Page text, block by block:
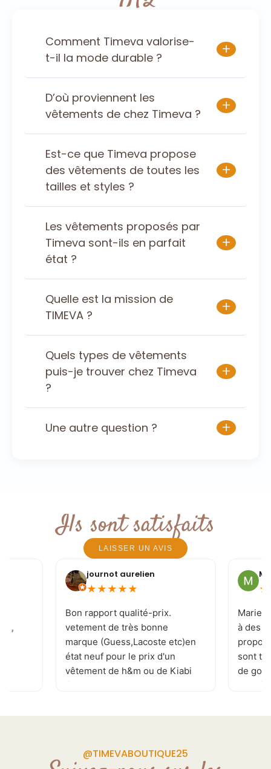
Comment Timeva valorise-
t-il la mode durable ?
+
D’où proviennent les
vêtements de chez Timeva ?
+
Est-ce que Timeva propose
des vêtements de toutes les
tailles et styles ?
+
Les vêtements proposés par
Timeva sont-ils en parfait
état ?
+
Quelle est la mission de
TIMEVA ?
+
Quels types de vêtements
puis-je trouver chez Timeva
?
+
Une autre question ? +
Ils sont satisfaits
LAISSER UN AVIS
! ,
journot aurelien
★ ★ ★ ★ ★
Bon rapport qualité-prix.
vetement de très bonne
marque (Guess,Lacoste etc)en
état neuf pour le prix d'un
vêtement de h&m ou de Kiabi
.je recommande . page
plusieurs fois par jour
souriante et a l'écoute de vos
★
Marie-
à des
sont
de
@TIMEVABOUTIQUE25